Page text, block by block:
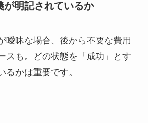
が明記されているか
曖昧な場合、後から不要な費用
スも。どの状態を「成功」とす
るかは重要です。